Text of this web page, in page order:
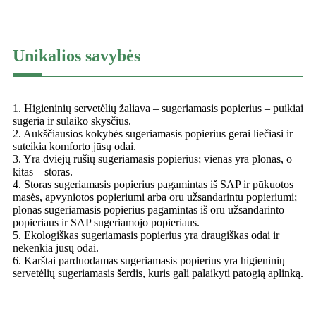
Unikalios savybės
1. Higieninių servetėlių žaliava – sugeriamasis popierius – puikiai
sugeria ir sulaiko skysčius.
2. Aukščiausios kokybės sugeriamasis popierius gerai liečiasi ir
suteikia komforto jūsų odai.
3. Yra dviejų rūšių sugeriamasis popierius; vienas yra plonas, o
kitas – storas.
4. Storas sugeriamasis popierius pagamintas iš SAP ir pūkuotos
masės, apvyniotos popieriumi arba oru užsandarintu popieriumi;
plonas sugeriamasis popierius pagamintas iš oru užsandarinto
popieriaus ir SAP sugeriamojo popieriaus.
5. Ekologiškas sugeriamasis popierius yra draugiškas odai ir
nekenkia jūsų odai.
6. Karštai parduodamas sugeriamasis popierius yra higieninių
servetėlių sugeriamasis šerdis, kuris gali palaikyti patogią aplinką.